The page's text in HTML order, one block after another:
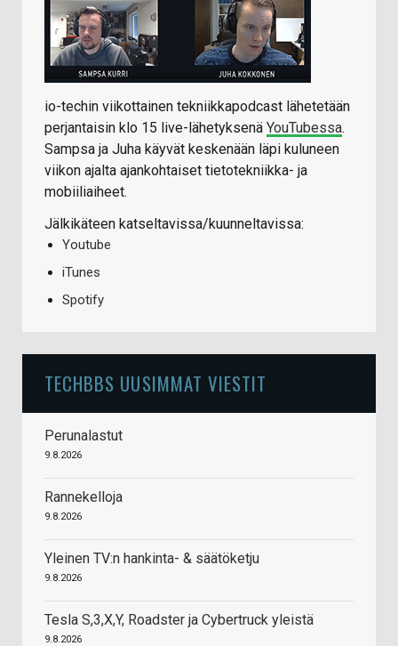
io-techin viikottainen tekniikkapodcast lähetetään
perjantaisin klo 15 live-lähetyksenä YouTubessa.
Sampsa ja Juha käyvät keskenään läpi kuluneen
viikon ajalta ajankohtaiset tietotekniikka- ja
mobiiliaiheet.
Jälkikäteen katseltavissa/kuunneltavissa:
Youtube
iTunes
Spotify
TECHBBS UUSIMMAT VIESTIT
Perunalastut
9.8.2026
Rannekelloja
9.8.2026
Yleinen TV:n hankinta- & säätöketju
9.8.2026
Tesla S,3,X,Y, Roadster ja Cybertruck yleistä
9.8.2026